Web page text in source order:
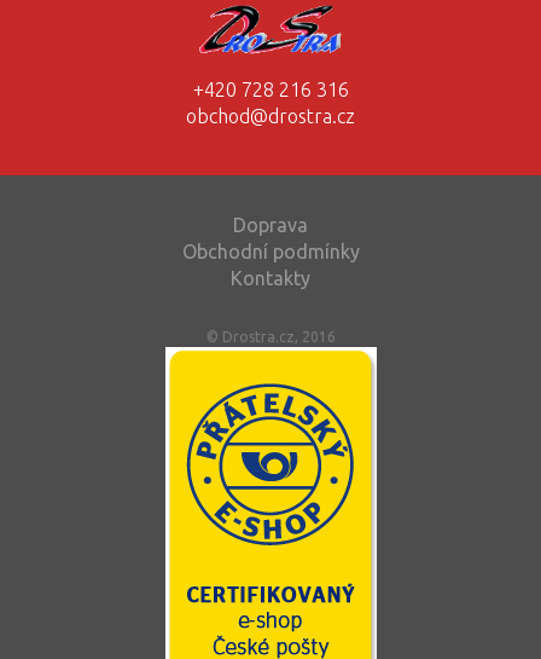
+420 728 216 316
obchod@drostra.cz
Doprava
Obchodní podmínky
Kontakty
© Drostra.cz, 2016